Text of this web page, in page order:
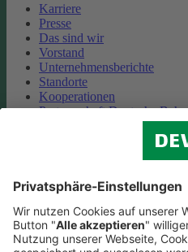
Karriere
Presse
Das sind wir
Vorstand
Unternehmensberichte
Standorte
Kooperationen
Partnerschaft Deutsche Bahn
Cookie-Einstellungen